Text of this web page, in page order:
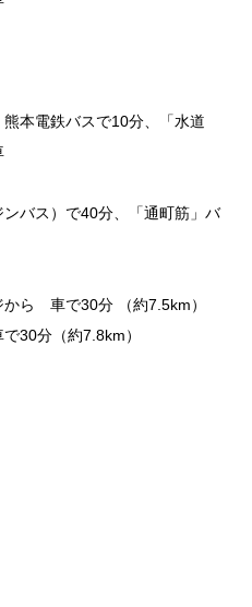
本電鉄バスで10分、「水道
バス）で40分、「通町筋」バ
ら 車で30分 （約7.5km）
30分（約7.8km）